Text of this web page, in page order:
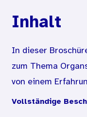
Inhalt
In dieser
zum Thema
von einem
Menschen
Vollständige